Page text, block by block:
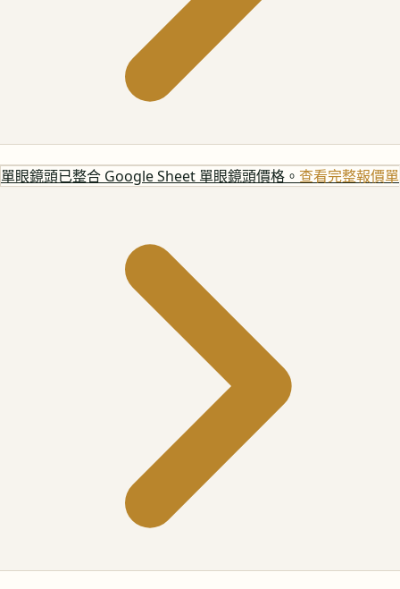
單眼鏡頭已整合 Google Sheet 單眼鏡頭價格。 查看完整報價單